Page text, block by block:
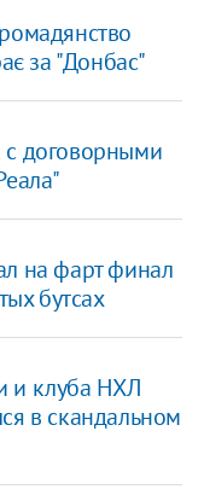
за "Донбас"
с договорными
на фарт финал
бутсах
и клуба НХЛ
в скандальном